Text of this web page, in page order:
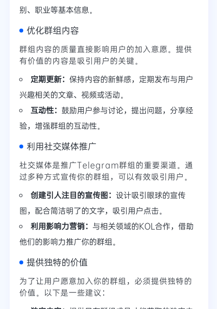
别、职业等基本信息。
优化群组内容
群组内容的质量直接影响用户的加入意愿。提供
有价值的内容是吸引用户的关键。
定期更新： 保持内容的新鲜感，定期发布与用户
兴趣相关的文章、视频或活动。
互动性： 鼓励用户参与讨论，提出问题，分享经
验，增强群组的互动性。
利用社交媒体推广
社交媒体是推广Telegram群组的重要渠道。通
过多种方式宣传你的群组，可以有效吸引用户。
创建引人注目的宣传图： 设计吸引眼球的宣传
图，配合简洁明了的文字，吸引用户点击。
利用影响力营销： 与相关领域的KOL合作，借助
他们的影响力推广你的群组。
提供独特的价值
为了让用户愿意加入你的群组，必须提供独特的
价值。以下是一些建议：